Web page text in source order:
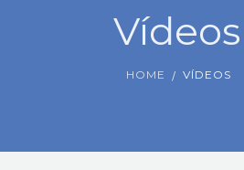
Vídeos
HOME VÍDEOS